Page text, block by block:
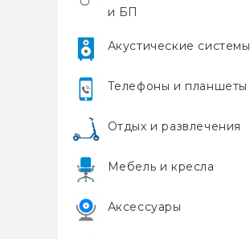
и БП
Акустические системы
Телефоны и планшеты
Отдых и развлечения
Мебель и кресла
Аксессуары